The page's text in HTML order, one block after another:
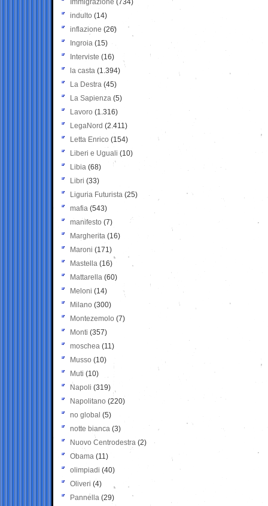
Immigrazione (734)
indulto (14)
inflazione (26)
Ingroia (15)
Interviste (16)
la casta (1.394)
La Destra (45)
La Sapienza (5)
Lavoro (1.316)
LegaNord (2.411)
Letta Enrico (154)
Liberi e Uguali (10)
Libia (68)
Libri (33)
Liguria Futurista (25)
mafia (543)
manifesto (7)
Margherita (16)
Maroni (171)
Mastella (16)
Mattarella (60)
Meloni (14)
Milano (300)
Montezemolo (7)
Monti (357)
moschea (11)
Musso (10)
Muti (10)
Napoli (319)
Napolitano (220)
no global (5)
notte bianca (3)
Nuovo Centrodestra (2)
Obama (11)
olimpiadi (40)
Oliveri (4)
Pannella (29)